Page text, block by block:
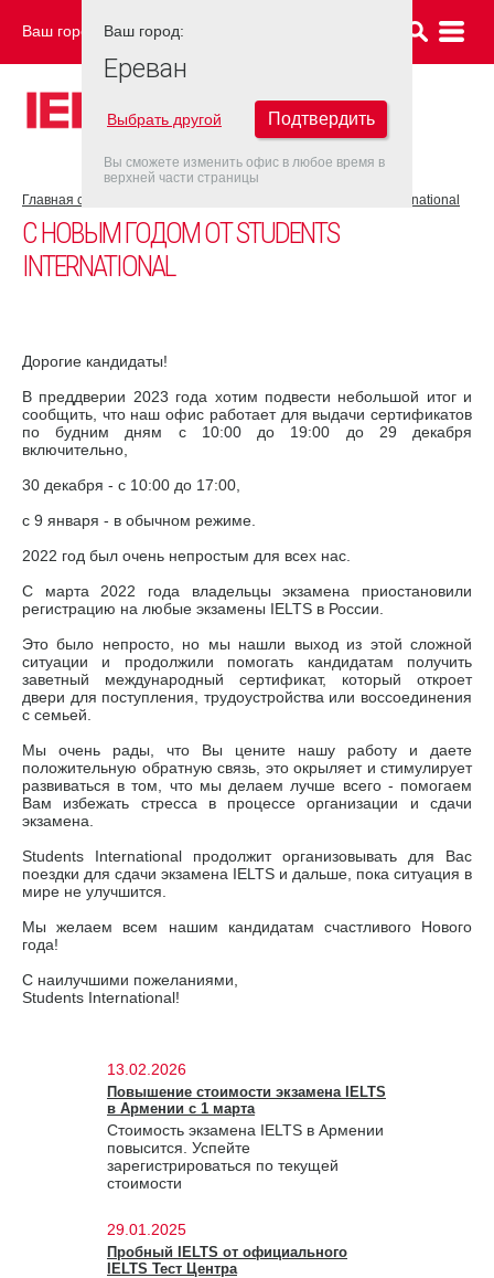
Ваш город: ЕРЕВАН
Главная страница С Новым Годом от Students International
С НОВЫМ ГОДОМ ОТ STUDENTS
INTERNATIONAL
Дорогие кандидаты!
В преддверии 2023 года хотим подвести небольшой итог и
сообщить, что наш офис работает для выдачи сертификатов
по будним дням с 10:00 до 19:00 до 29 декабря
включительно,
30 декабря - с 10:00 до 17:00,
с 9 января - в обычном режиме.
2022 год был очень непростым для всех нас.
С марта 2022 года владельцы экзамена приостановили
регистрацию на любые экзамены IELTS в России.
Это было непросто, но мы нашли выход из этой сложной
ситуации и продолжили помогать кандидатам получить
заветный международный сертификат, который откроет
двери для поступления, трудоустройства или воссоединения
с семьей.
Мы очень рады, что Вы цените нашу работу и даете
положительную обратную связь, это окрыляет и стимулирует
развиваться в том, что мы делаем лучше всего - помогаем
Вам избежать стресса в процессе организации и сдачи
экзамена.
Students International продолжит организовывать для Вас
поездки для сдачи экзамена IELTS и дальше, пока ситуация в
мире не улучшится.
Мы желаем всем нашим кандидатам счастливого Нового
года!
С наилучшими пожеланиями,
Students International!
13.02.2026
Повышение стоимости экзамена IELTS
в Армении с 1 марта
Стоимость экзамена IELTS в Армении
повысится. Успейте
зарегистрироваться по текущей
стоимости
29.01.2025
Пробный IELTS от официального
IELTS Тест Центра
Ваш город:
Ереван
Выбрать другой Подтвердить
Вы сможете изменить офис в любое время в
верхней части страницы